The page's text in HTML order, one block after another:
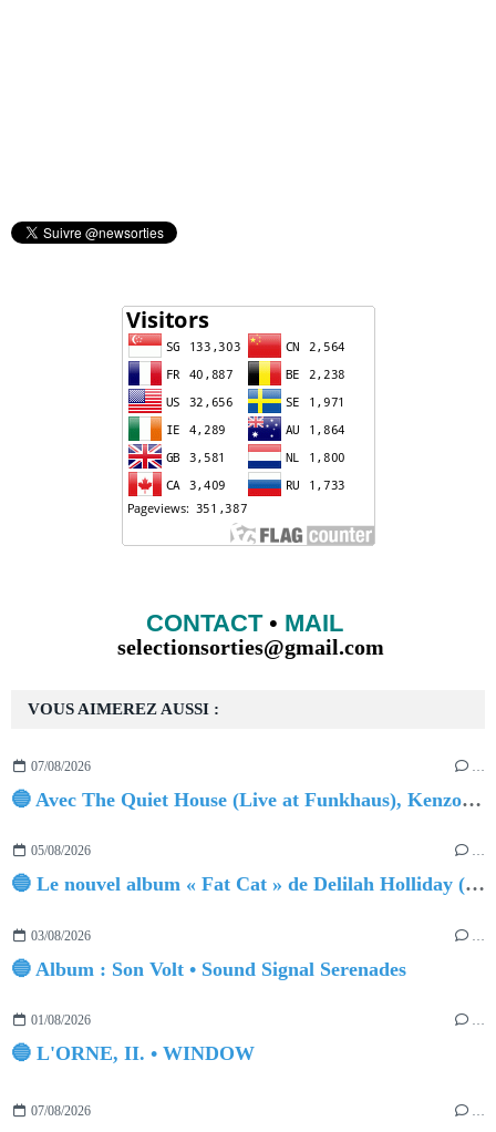
VOUS AIMEREZ AUSSI :
07/08/2026 …
🔵 Avec The Quiet House (Live at Funkhaus), Kenzo Zurzolo livre une performance aussi intense qu'envoûtante.
05/08/2026 …
🔵 Le nouvel album « Fat Cat » de Delilah Holliday (sortie le 30 Octobre 2026)
03/08/2026
🔵 Album : Son Volt • Sound Signal Serenades
01/08/2026 …
🔵 L'ORNE, II. • WINDOW
07/08/2026 …
CONTACT• MAIL
selectionsorties@gmail.com